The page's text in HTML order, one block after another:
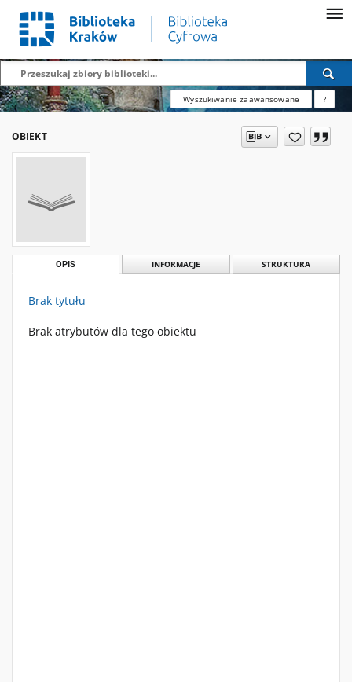
Wyszukiwanie zaawansowane ?
OBIEKT
OPIS INFORMACJE STRUKTURA
Brak tytułu
Brak atrybutów dla tego obiektu